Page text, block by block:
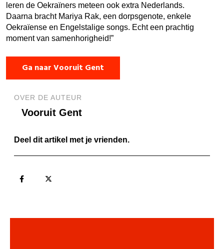
leren de Oekraïners meteen ook extra Nederlands.
Daarna bracht Mariya Rak, een dorpsgenote, enkele
Oekraïense en Engelstalige songs. Echt een prachtig
moment van samenhorigheid!”
Ga naar Vooruit Gent
OVER DE AUTEUR
Vooruit Gent
Deel dit artikel met je vrienden.